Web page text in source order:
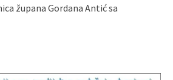
župana Gordana Antić sa